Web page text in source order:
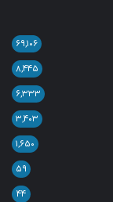
۶۹,۱۰۶
۸,۴۴۵
۶,۳۳۳
۳,۴۰۳
۱,۶۵۰
۵۹
۴۴